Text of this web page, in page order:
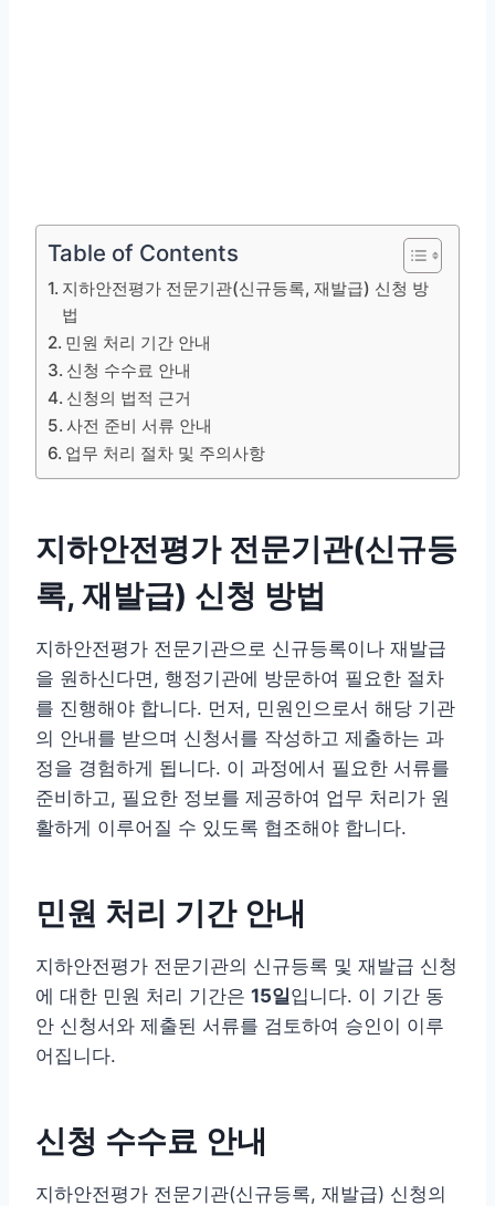
Table of Contents
지하안전평가 전문기관(신규등록, 재발급) 신청 방
법
민원 처리 기간 안내
신청 수수료 안내
신청의 법적 근거
사전 준비 서류 안내
업무 처리 절차 및 주의사항
지하안전평가 전문기관(신규등
록, 재발급) 신청 방법
지하안전평가 전문기관으로 신규등록이나 재발급
을 원하신다면, 행정기관에 방문하여 필요한 절차
를 진행해야 합니다. 먼저, 민원인으로서 해당 기관
의 안내를 받으며 신청서를 작성하고 제출하는 과
정을 경험하게 됩니다. 이 과정에서 필요한 서류를
준비하고, 필요한 정보를 제공하여 업무 처리가 원
활하게 이루어질 수 있도록 협조해야 합니다.
민원 처리 기간 안내
지하안전평가 전문기관의 신규등록 및 재발급 신청
에 대한 민원 처리 기간은 15일입니다. 이 기간 동
안 신청서와 제출된 서류를 검토하여 승인이 이루
어집니다.
신청 수수료 안내
지하안전평가 전문기관(신규등록, 재발급) 신청의